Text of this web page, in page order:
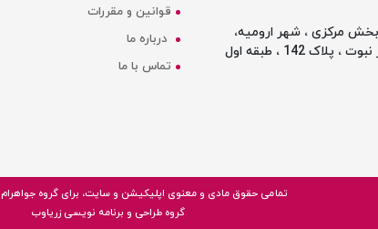
مرکزی ، شهر ارومیه،
142 ، طبقه اول
قوانین و مقررات
درباره ما
تماس با ما
تمامی حقوق مادی و معنوی اپلیکیشن و سایت، برای گروهجواهرام
گروه طراحی و برنامه نویسی زریاوب